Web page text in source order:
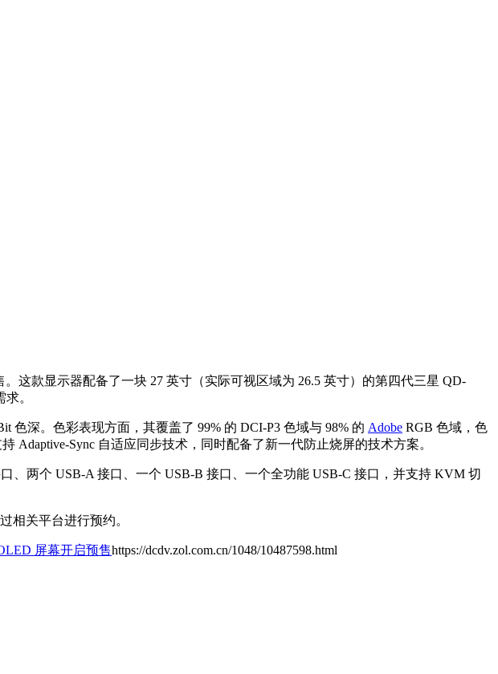
这款显示器配备了一块 27 英寸（实际可视区域为 26.5 英寸）的第四代三星 QD-
。
色深。色彩表现方面，其覆盖了 99% 的 DCI-P3 色域与 98% 的 Adobe RGB 色域，色
Adaptive-Sync 自适应同步技术，同时配备了新一代防止烧屏的技术方案。
、两个 USB-A 接口、一个 USB-B 接口、一个全功能 USB-C 接口，并支持 KVM 切
相关平台进行预约。
屏幕开启预售https://dcdv.zol.com.cn/1048/10487598.html